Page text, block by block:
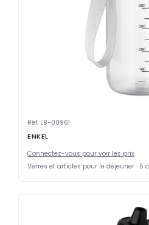
Réf. LB-00961
ENKEL
Connectez-vous pour voir les prix
Verres et articles pour le déjeuner · 5